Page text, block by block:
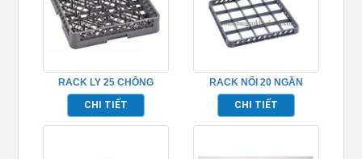
RACK LY 25 CHÔNG
TP691002
CHI TIẾT
RACK NỐI 20 NGĂN
TP691016
CHI TIẾT